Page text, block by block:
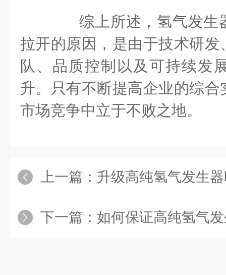
综上所述，氢气发生
拉开的原因，是由于技术研
队、品质控制以及可持续发
升。只有不断提高企业的综
市场竞争中立于不败之地。
上一篇： 升级高纯氢气发生器
下一篇： 如何保证高纯氢气